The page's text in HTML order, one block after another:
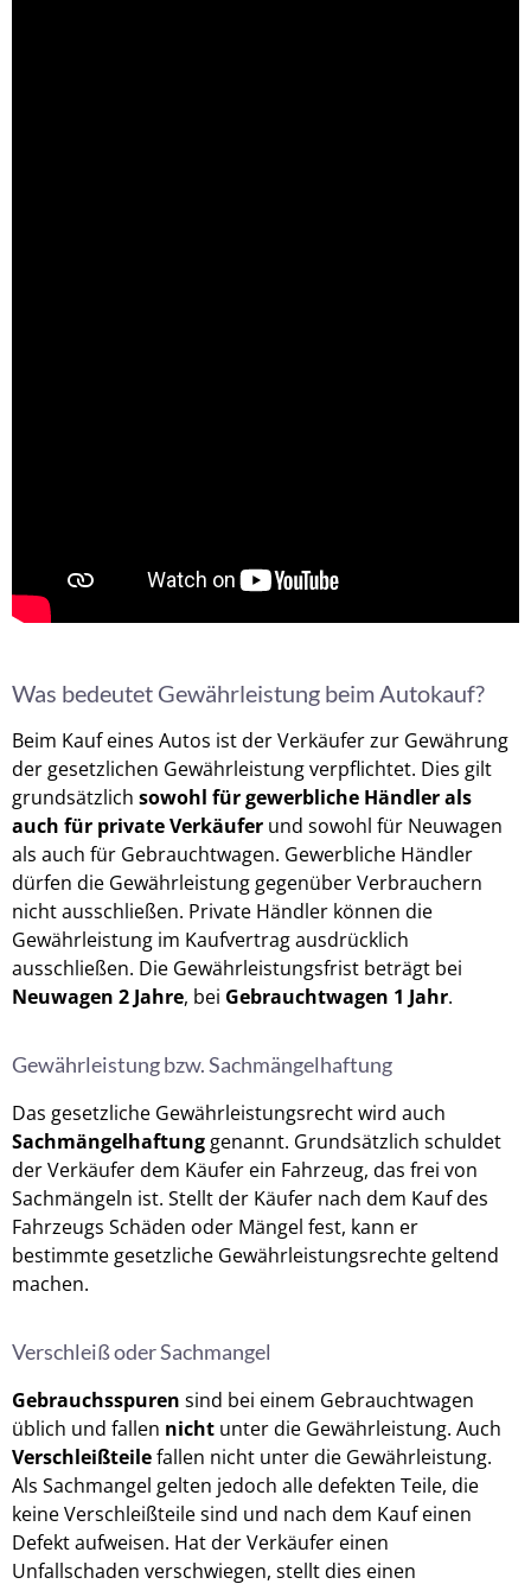
Was bedeutet Gewährleistung beim Autokauf?
Beim Kauf eines Autos ist der Verkäufer zur Gewährung
der gesetzlichen Gewährleistung verpflichtet. Dies gilt
grundsätzlich sowohl für gewerbliche Händler als
auch für private Verkäufer und sowohl für Neuwagen
als auch für Gebrauchtwagen. Gewerbliche Händler
dürfen die Gewährleistung gegenüber Verbrauchern
nicht ausschließen. Private Händler können die
Gewährleistung im Kaufvertrag ausdrücklich
ausschließen. Die Gewährleistungsfrist beträgt bei
Neuwagen 2 Jahre, bei Gebrauchtwagen 1 Jahr.
Gewährleistung bzw. Sachmängelhaftung
Das gesetzliche Gewährleistungsrecht wird auch
Sachmängelhaftung genannt. Grundsätzlich schuldet
der Verkäufer dem Käufer ein Fahrzeug, das frei von
Sachmängeln ist. Stellt der Käufer nach dem Kauf des
Fahrzeugs Schäden oder Mängel fest, kann er
bestimmte gesetzliche Gewährleistungsrechte geltend
machen.
Verschleiß oder Sachmangel
Gebrauchsspuren sind bei einem Gebrauchtwagen
üblich und fallen nicht unter die Gewährleistung. Auch
Verschleißteilefallen nicht unter die Gewährleistung.
Als Sachmangel gelten jedoch alle defekten Teile, die
keine Verschleißteile sind und nach dem Kauf einen
Defekt aufweisen. Hat der Verkäufer einen
Unfallschaden verschwiegen, stellt dies einen